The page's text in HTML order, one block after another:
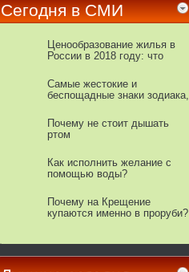
Сегодня в СМИ
Ценообразование жилья в
России в 2018 году: что
экспертов
Самые жестокие и
беспощадные знаки зодиака,
Почему не стоит дышать
ртом
Как исполнить желание с
помощью воды?
Почему на Крещение
купаются именно в проруби?